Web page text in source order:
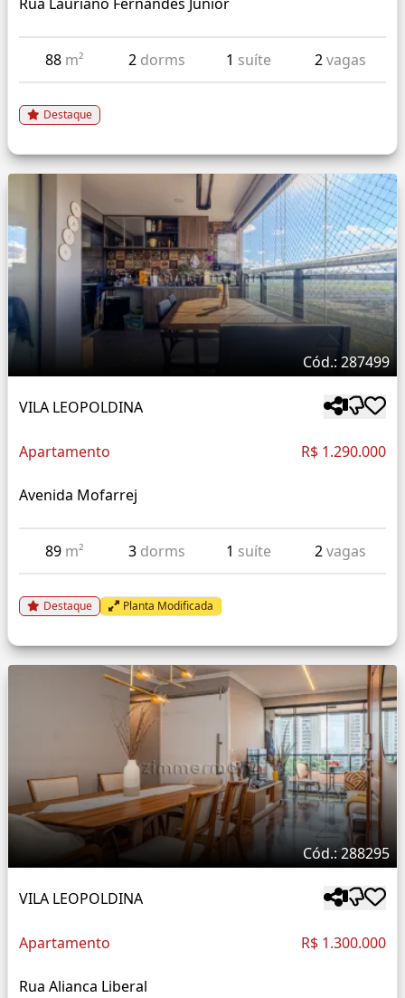
88 m² 2 dorms 1 suíte 2vagas
Destaque
Cód.: 287499
VILA LEOPOLDINA
Apartamento R$ 1.290.000
Avenida Mofarrej
89 m² 3 dorms 1 suíte 2vagas
Destaque Planta Modificada
Cód.: 288295
VILA LEOPOLDINA
Apartamento R$ 1.300.000
Rua Alianca Liberal